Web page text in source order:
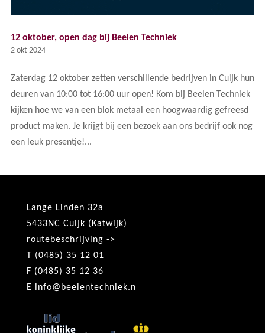
12 oktober, open dag bij Beelen Techniek
2 okt 2024
Zaterdag 12 oktober zetten verschillende bedrijven in Cuijk hun
deuren van 10:00 tot 16:00 uur open! Kom bij Beelen Techniek
kijken hoe we van een blok metaal een hoogwaardig gefreesd
product maken. Je krijgt bij een bezoek aan ons bedrijf ook nog
een leuk presentje!...
Lange Linden 32a
5433NC Cuijk (Katwijk)
routebeschrijving ->
T (0485) 35 12 01
F (0485) 35 12 36
E info@beelentechniek.n